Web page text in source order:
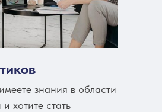
знания в области
хотите стать